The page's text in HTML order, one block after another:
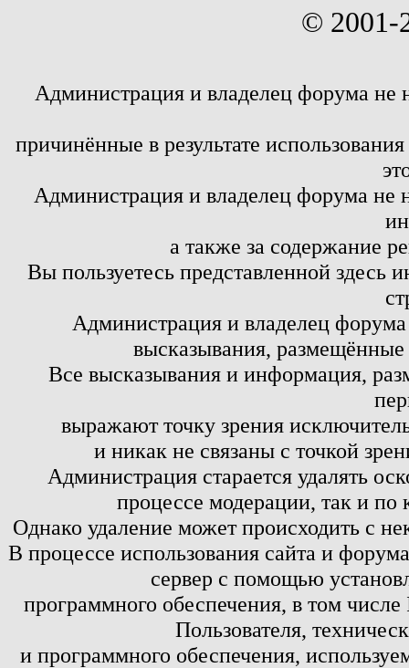
© 2001-
Администрация и владелец форума не
причинённые в результате
Администрация и владелец форума не
а также за содержание
Вы пользуетесь представленной здесь
Администрация и владелец
высказывания,
Все высказывания и информация,
выражают точку зрения
и никак не связаны с точкой
Администрация старается удалять
процессе модерации, так и по
Однако удаление может происходить с
В процессе использования сайта и
сервер с помощью
программного обеспечения, в том
Пользователя,
и программного обеспечения,